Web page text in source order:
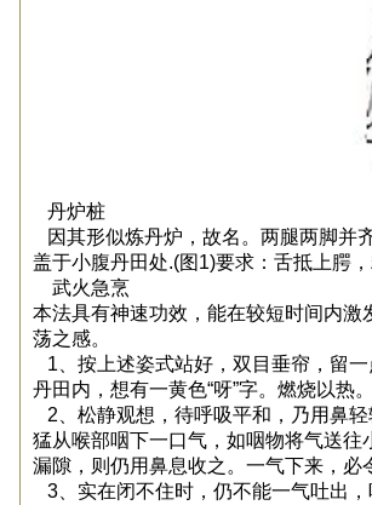
丹炉桩
因其形似炼丹炉，故名。两腿两脚并
盖于小腹丹田处.(图1)要求：舌抵上腭
武火急烹
本法具有神速功效，能在较短时间内
荡之感。
1、按上述姿式站好，双目垂帘，留
丹田内，想有一黄色“呀”字。燃烧以热。
2、松静观想，待呼吸平和，乃用鼻
猛从喉部咽下一口气，如咽物将气送
漏隙，则仍用鼻息收之。一气下来，必
3、实在闭不住时，仍不能一气吐出